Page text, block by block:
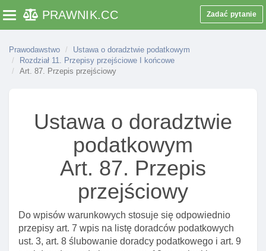
Toggle navigation
PRAWNIK.CC Zadać pytanie
Prawodawstwo
Ustawa o doradztwie podatkowym
Rozdział 11. Przepisy przejściowe I końcowe
Art. 87. Przepis przejściowy
Ustawa o doradztwie
podatkowym
Art. 87. Przepis
przejściowy
Do wpisów warunkowych stosuje się odpowiednio
przepisy art. 7 wpis na listę doradców podatkowych
ust. 3, art. 8 ślubowanie doradcy podatkowego i art. 9
skarb państwa
Rozdział 7. Odpowiedzialność za szkodę
Art. 43. Odpowiedzialność za szkodę powstałą przy
wykonywaniu czynnośCI
Art. 44. Ubezpieczenie od odpowiedzialnośCI
Art. 44b. Skutek niedopełnienia obowiązku
ubezpieczenia
Art. 45. Odpowiednie stosowanie przepisów
podmiotów zatrudniających doradców podatkowych
Art. 46. Rozporządzenie w sprawie zakresu
Art. 46a. Kontrola spełnienia obowiązku
ubezpieczenia